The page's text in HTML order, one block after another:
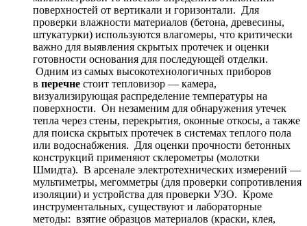
поверхностей от вертикали и горизонтали. Для
проверки влажности материалов (бетона, древесины,
штукатурки) используются влагомеры, что критически
важно для выявления скрытых протечек и оценки
готовности основания для последующей отделки.
Одним из самых высокотехнологичных приборов
в перечне стоит тепловизор — камера,
визуализирующая распределение температуры на
поверхности. Он незаменим для обнаружения утечек
тепла через стены, перекрытия, оконные откосы, а также
для поиска скрытых протечек в системах теплого пола
или водоснабжения. Для оценки прочности бетонных
конструкций применяют склерометры (молотки
Шмидта). В арсенале электротехнических измерений —
мультиметры, мегомметры (для проверки сопротивления
изоляции) и устройства для проверки УЗО. Кроме
инструментальных, существуют и лабораторные
методы: взятие образцов материалов (краски, клея,